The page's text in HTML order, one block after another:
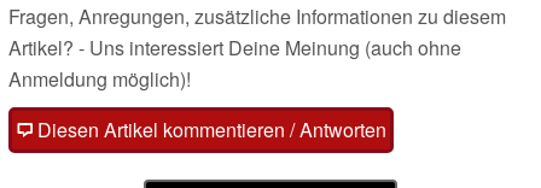
Fragen, Anregungen, zusätzliche Informationen zu diesem
Artikel? - Uns interessiert Deine Meinung (auch ohne
Anmeldung möglich)!
Diesen Artikel kommentieren / Antworten